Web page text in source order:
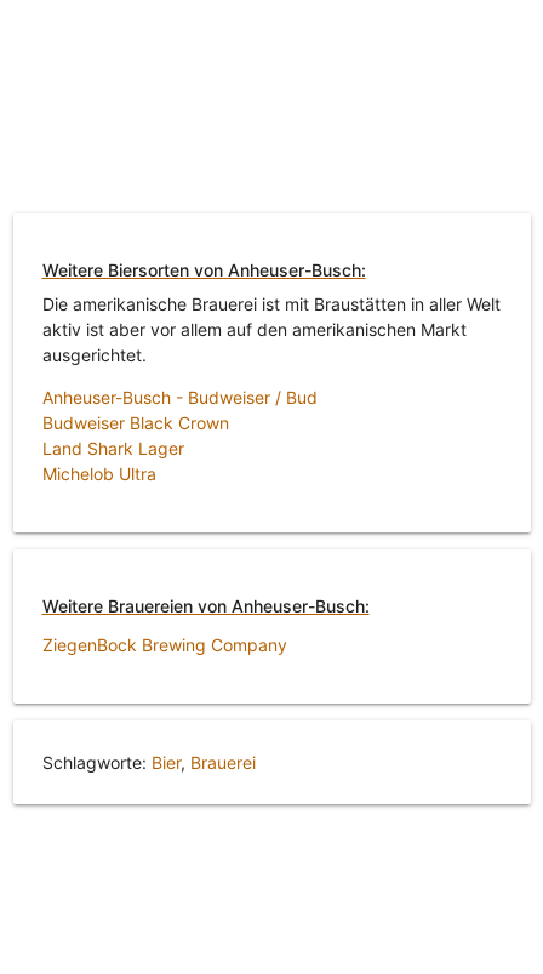
Weitere Biersorten von Anheuser-Busch:
Die amerikanische Brauerei ist mit Braustätten in aller Welt
aktiv ist aber vor allem auf den amerikanischen Markt
ausgerichtet.
Anheuser-Busch - Budweiser / Bud
Budweiser Black Crown
Land Shark Lager
Michelob Ultra
Weitere Brauereien von Anheuser-Busch:
ZiegenBock Brewing Company
Schlagworte: Bier, Brauerei